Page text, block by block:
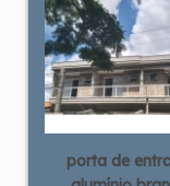
porta de